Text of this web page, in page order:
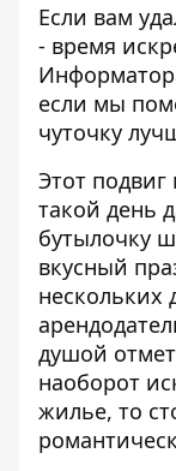
Если вам
- время
если мы
чуточку
Этот
такой день
бутылочку
вкусный
нескольких
душой
наоборот
жилье, то